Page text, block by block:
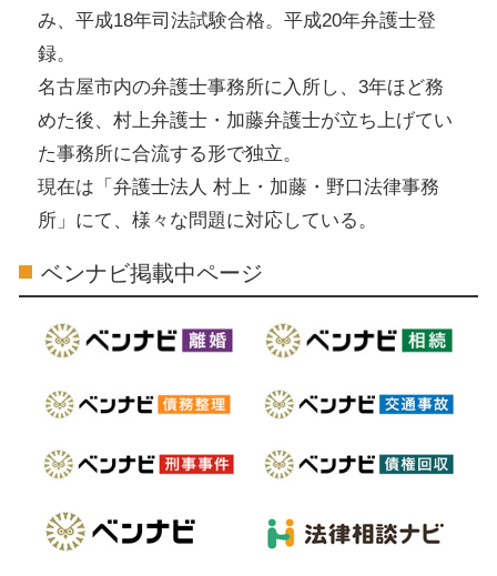
み、平成18年司法試験合格。平成20年弁護士登
録。
名古屋市内の弁護士事務所に入所し、3年ほど務
めた後、村上弁護士・加藤弁護士が立ち上げてい
た事務所に合流する形で独立。
現在は「弁護士法人 村上・加藤・野口法律事務
所」にて、様々な問題に対応している。
ベンナビ掲載中ページ